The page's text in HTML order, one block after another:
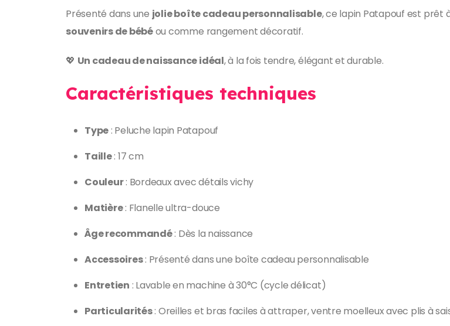
Présenté dans une jolie boîte cadeau personnalisable, ce lapin Patapouf est prêt
souvenirs de bébéou comme rangement décoratif.
💖 Un cadeau de naissance idéal, à la fois tendre, élégant et durable.
Caractéristiques techniques
Type : Peluche lapin Patapouf
Taille: 17 cm
Couleur: Bordeaux avec détails vichy
Matière: Flanelle ultra-douce
Âge recommandé: Dès la naissance
Accessoires: Présenté dans une boîte cadeau personnalisable
Entretien : Lavable en machine à 30°C (cycle délicat)
Particularités: Oreilles et bras faciles à attraper, ventre moelleux avec plis à